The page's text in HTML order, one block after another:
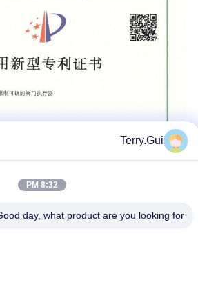
Terry.Gui
8:32 PM
Good day, what product are you looking for?